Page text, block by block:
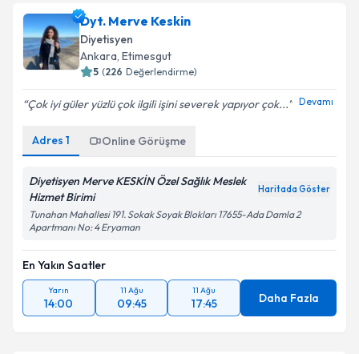
Dyt. Merve Keskin
Diyetisyen
Ankara, Etimesgut
5 (226 Değerlendirme)
Çok iyi güler yüzlü çok ilgili işini severek yapıyor çok... Devamı
Adres 1 Online Görüşme
Diyetisyen Merve KESKİN Özel Sağlık Meslek
Hizmet Birimi
Haritada Göster
Tunahan Mahallesi 191. Sokak Soyak Blokları 17655-Ada Damla 2
Apartmanı No: 4 Eryaman
En Yakın Saatler
Yarın
14:00
11 Ağu
09:45
11 Ağu
17:45 Daha Fazla